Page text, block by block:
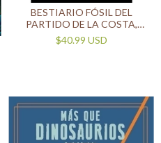
BESTIARIO FÓSIL DEL
PARTIDO DE LA COSTA,
PINAMAR Y VILLA GESELL
$40.99 USD